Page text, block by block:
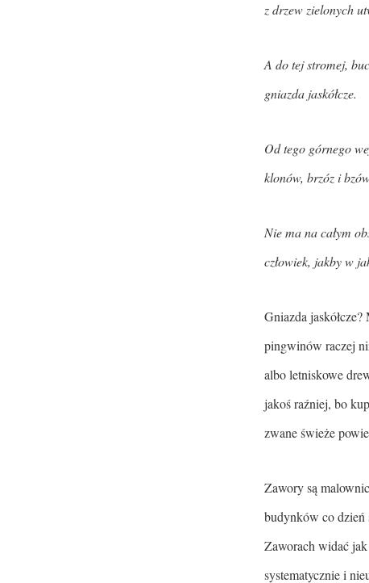
z drzew zielonych
A do tej stromej,
gniazda jaskółcze.
Od tego górnego
klonów, brzóz i
Nie ma na całym
człowiek, jakby w
Gniazda
pingwinów raczej
albo letniskowe
jakoś raźniej, bo
zwane świeże
Zawory są
budynków co dzień
Zaworach widać jak
systematycznie i